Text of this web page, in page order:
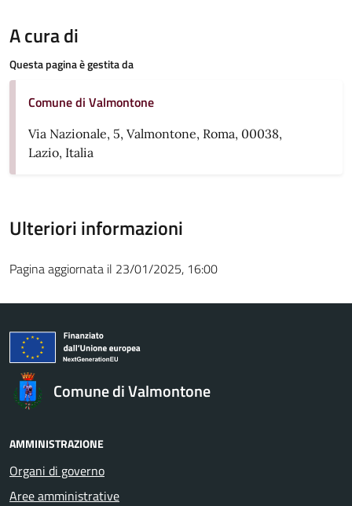
A cura di
Questa pagina è gestita da
Comune di Valmontone
Via Nazionale, 5, Valmontone, Roma, 00038,
Lazio, Italia
Ulteriori informazioni
Pagina aggiornata il 23/01/2025, 16:00
Comune di Valmontone
AMMINISTRAZIONE
Organi di governo
Aree amministrative